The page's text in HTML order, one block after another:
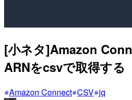
[小ネタ]Amazon
ARNをcsvで取得する
Amazon Connect CSV jq